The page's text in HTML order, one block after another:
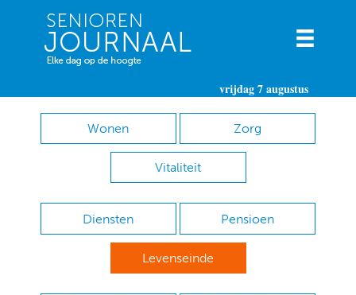
vrijdag 7 augustus
Wonen Zorg
Vitaliteit
Diensten Pensioen
Levenseinde